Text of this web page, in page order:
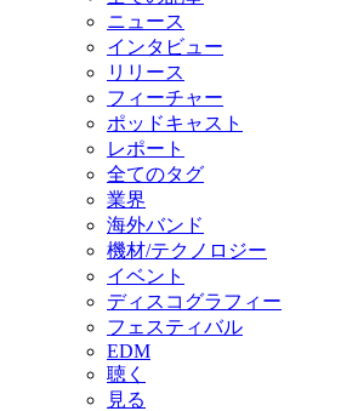
ニュース
インタビュー
リリース
フィーチャー
ポッドキャスト
レポート
全てのタグ
業界
海外バンド
機材/テクノロジー
イベント
ディスコグラフィー
フェスティバル
EDM
聴く
見る